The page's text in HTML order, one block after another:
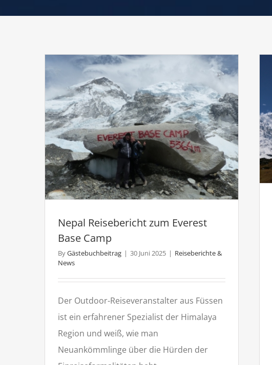
Nepal Reisebericht zum Everest
Base Camp
ByGästebuchbeitrag | 30 Juni 2025 | Reiseberichte &
News
Der Outdoor-Reiseveranstalter aus Füssen
ist ein erfahrener Spezialist der Himalaya
Region und weiß, wie man
Neuankömmlinge über die Hürden der